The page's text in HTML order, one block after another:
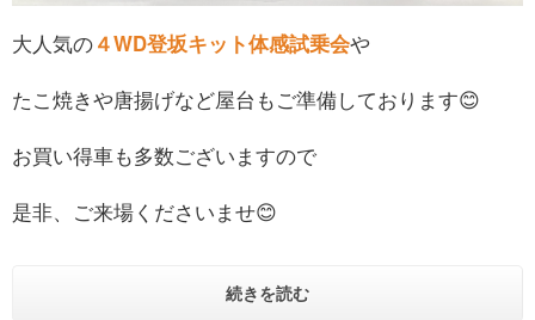
大人気の４WD登坂キット体感試乗会や
たこ焼きや唐揚げなど屋台もご準備しております😊
お買い得車も多数ございますので
是非、ご来場くださいませ😊
続きを読む